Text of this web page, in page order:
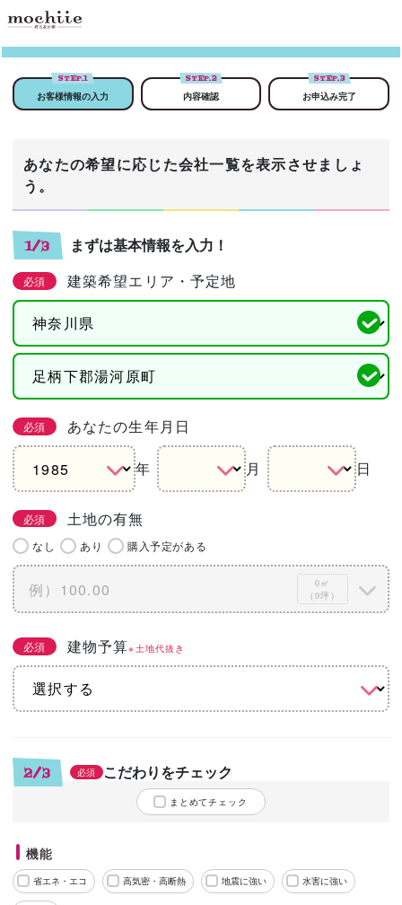
STEP.1
お客様情報の入力
STEP.2
内容確認
STEP.3
お申込み完了
あなたの希望に応じた会社一覧を表示させましょ
う。
1/3 まずは基本情報を入力！
必須 建築希望エリア・予定地
必須 あなたの生年月日
年 月 日
必須 土地の有無
なし あり 購入予定がある
0㎡
（0坪）
必須 建物予算※土地代抜き
2/3 必須 こだわりをチェック
まとめてチェック
機能
省エネ・エコ 高気密・高断熱 地震に強い 水害に強い